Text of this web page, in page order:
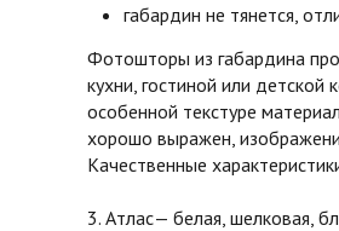
габардин не тянется,
Фотошторы из габардина
кухни, гостиной или
особенной текстуре
хорошо выражен,
Качественные
3. Атлас— белая, шелковая,